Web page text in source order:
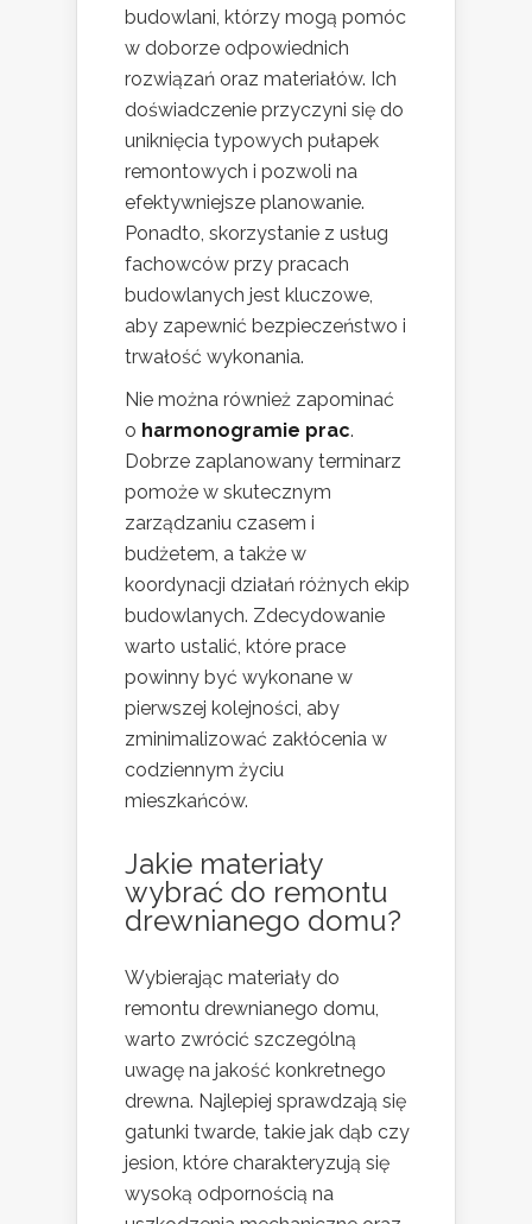
budowlani, którzy mogą pomóc
w doborze odpowiednich
rozwiązań oraz materiałów. Ich
doświadczenie przyczyni się do
uniknięcia typowych pułapek
remontowych i pozwoli na
efektywniejsze planowanie.
Ponadto, skorzystanie z usług
fachowców przy pracach
budowlanych jest kluczowe,
aby zapewnić bezpieczeństwo i
trwałość wykonania.
Nie można również zapominać
o harmonogramie prac.
Dobrze zaplanowany terminarz
pomoże w skutecznym
zarządzaniu czasem i
budżetem, a także w
koordynacji działań różnych ekip
budowlanych. Zdecydowanie
warto ustalić, które prace
powinny być wykonane w
pierwszej kolejności, aby
zminimalizować zakłócenia w
codziennym życiu
mieszkańców.
Jakie materiały
wybrać do remontu
drewnianego domu?
Wybierając materiały do
remontu drewnianego domu,
warto zwrócić szczególną
uwagę na jakość konkretnego
drewna. Najlepiej sprawdzają się
gatunki twarde, takie jak dąb czy
jesion, które charakteryzują się
wysoką odpornością na